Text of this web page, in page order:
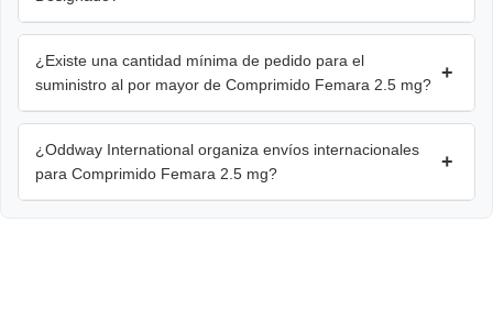
¿Existe una cantidad mínima de pedido para el
suministro al por mayor de Comprimido Femara 2.5 mg?
+
¿Oddway International organiza envíos internacionales
para Comprimido Femara 2.5 mg?
+